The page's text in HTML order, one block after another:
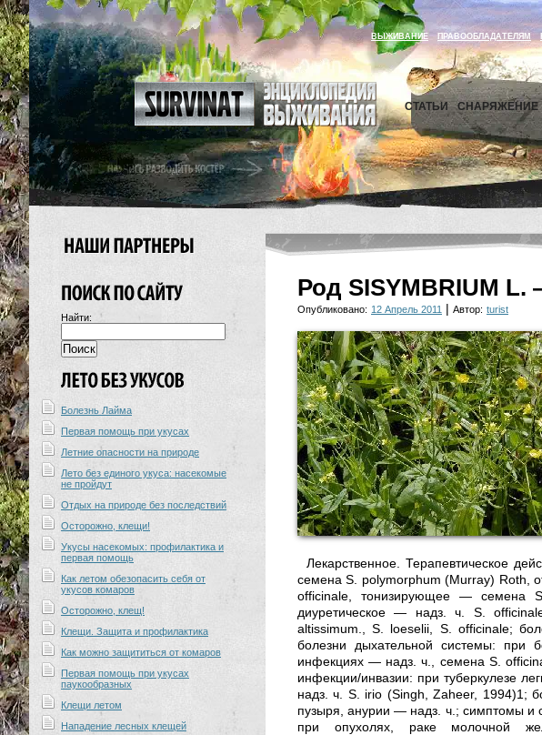
ВЫЖИВАНИЕ ПРАВООБЛАДАТЕЛЯМ
СТАТЬИ СНАРЯЖЕНИЕ
Найти:
Болезнь Лайма
Первая помощь при укусах
Летние опасности на природе
Лето без единого укуса: насекомые
не пройдут
Отдых на природе без последствий
Осторожно, клещи!
Укусы насекомых: профилактика и
первая помощь
Как летом обезопасить себя от
укусов комаров
Осторожно, клещ!
Клещи. Защита и профилактика
Как можно защититься от комаров
Первая помощь при укусах
паукообразных
Клещи летом
Нападение лесных клещей
Род SISYMBRIUM
Опубликовано: 12 Апрель 2011 | Автор: turist
Лекарственное. Терапевтическое
семена S. polymorphum (Murray) Roth,
officinale, тонизирующее — семена
диуретическое — надз. ч. S.
altissimum., S. loeselii, S. officinale;
болезни дыхательной системы: при
инфекциях — надз. ч., семена S.
инфекции/инвазии: при туберкулезе
надз. ч. S. irio (Singh, Zaheer, 1994)1;
пузыря, анурии — надз. ч.; симптомы и
при опухолях, раке молочной